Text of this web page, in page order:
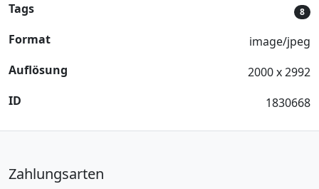
Tags 8
Format
image/jpeg
Auflösung
2000 x 2992
ID
1830668
Zahlungsarten